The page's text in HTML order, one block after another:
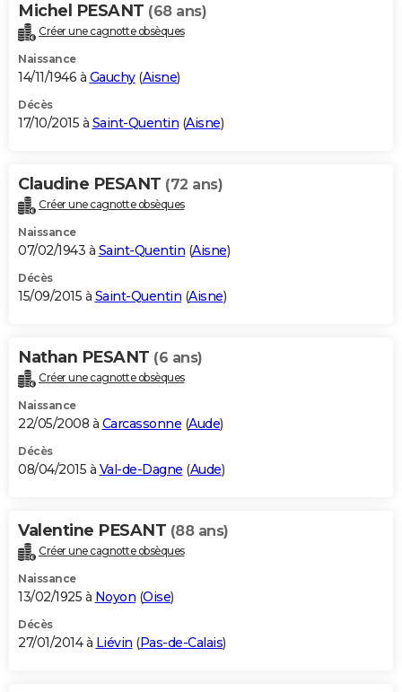
Michel PESANT (68 ans)
Créer une cagnotte obsèques
Naissance
14/11/1946 à Gauchy(Aisne)
Décès
17/10/2015 à Saint-Quentin (Aisne)
Claudine PESANT (72 ans)
Créer une cagnotte obsèques
Naissance
07/02/1943 à Saint-Quentin (Aisne)
Décès
15/09/2015 à Saint-Quentin (Aisne)
Nathan PESANT (6 ans)
Créer une cagnotte obsèques
Naissance
22/05/2008 à Carcassonne (Aude)
Décès
08/04/2015 à Val-de-Dagne (Aude)
Valentine PESANT (88 ans)
Créer une cagnotte obsèques
Naissance
13/02/1925 à Noyon (Oise)
Décès
27/01/2014 à Liévin (Pas-de-Calais)